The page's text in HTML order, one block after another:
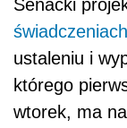
Senacki
ustaleniu i
którego
wtorek, ma